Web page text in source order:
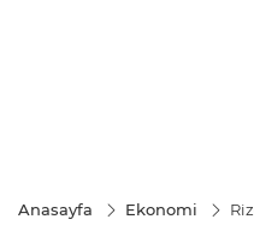
Anasayfa Ekonomi